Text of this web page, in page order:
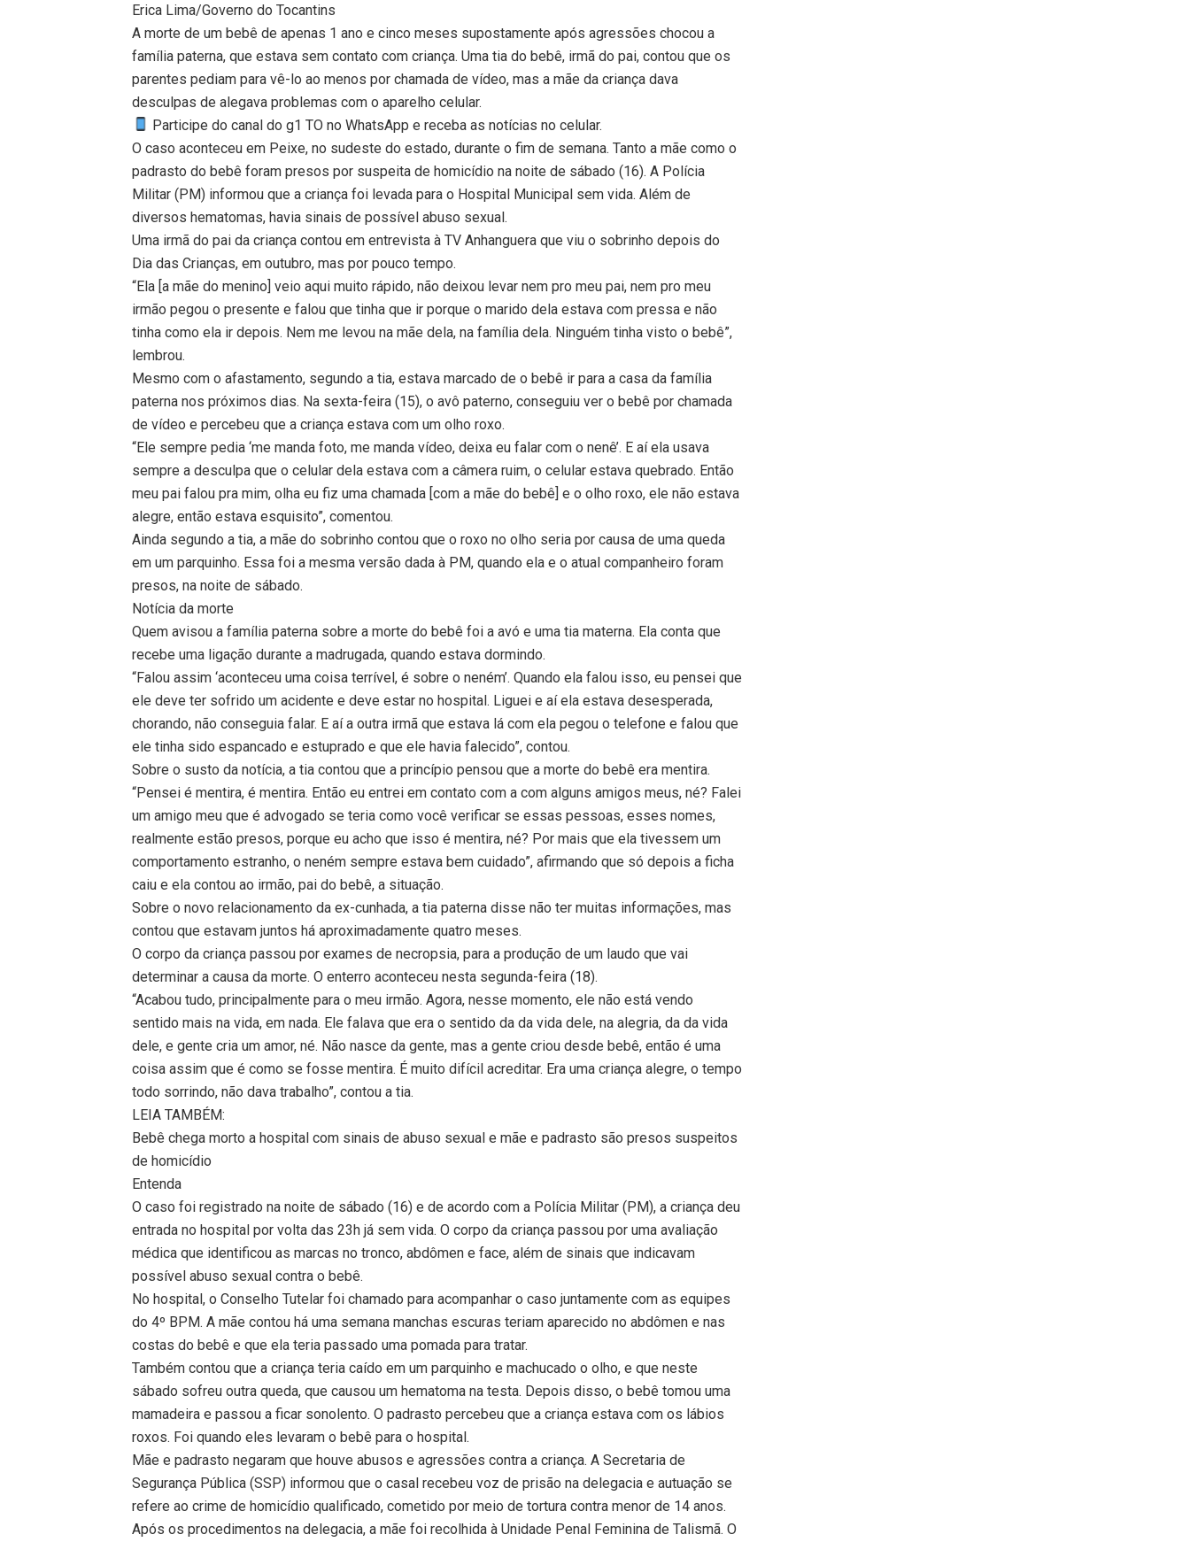
Erica Lima/Governo do Tocantins
A morte de um bebê de apenas 1 ano e cinco meses supostamente após agressões chocou a
família paterna, que estava sem contato com criança. Uma tia do bebê, irmã do pai, contou que os
parentes pediam para vê-lo ao menos por chamada de vídeo, mas a mãe da criança dava
desculpas de alegava problemas com o aparelho celular.
Participe do canal do g1 TO no WhatsApp e receba as notícias no celular.
O caso aconteceu em Peixe, no sudeste do estado, durante o fim de semana. Tanto a mãe como o
padrasto do bebê foram presos por suspeita de homicídio na noite de sábado (16). A Polícia
Militar (PM) informou que a criança foi levada para o Hospital Municipal sem vida. Além de
diversos hematomas, havia sinais de possível abuso sexual.
Uma irmã do pai da criança contou em entrevista à TV Anhanguera que viu o sobrinho depois do
Dia das Crianças, em outubro, mas por pouco tempo.
“Ela [a mãe do menino] veio aqui muito rápido, não deixou levar nem pro meu pai, nem pro meu
irmão pegou o presente e falou que tinha que ir porque o marido dela estava com pressa e não
tinha como ela ir depois. Nem me levou na mãe dela, na família dela. Ninguém tinha visto o bebê”,
lembrou.
Mesmo com o afastamento, segundo a tia, estava marcado de o bebê ir para a casa da família
paterna nos próximos dias. Na sexta-feira (15), o avô paterno, conseguiu ver o bebê por chamada
de vídeo e percebeu que a criança estava com um olho roxo.
“Ele sempre pedia ‘me manda foto, me manda vídeo, deixa eu falar com o nenê’. E aí ela usava
sempre a desculpa que o celular dela estava com a câmera ruim, o celular estava quebrado. Então
meu pai falou pra mim, olha eu fiz uma chamada [com a mãe do bebê] e o olho roxo, ele não estava
alegre, então estava esquisito”, comentou.
Ainda segundo a tia, a mãe do sobrinho contou que o roxo no olho seria por causa de uma queda
em um parquinho. Essa foi a mesma versão dada à PM, quando ela e o atual companheiro foram
presos, na noite de sábado.
Notícia da morte
Quem avisou a família paterna sobre a morte do bebê foi a avó e uma tia materna. Ela conta que
recebe uma ligação durante a madrugada, quando estava dormindo.
“Falou assim ‘aconteceu uma coisa terrível, é sobre o neném’. Quando ela falou isso, eu pensei que
ele deve ter sofrido um acidente e deve estar no hospital. Liguei e aí ela estava desesperada,
chorando, não conseguia falar. E aí a outra irmã que estava lá com ela pegou o telefone e falou que
ele tinha sido espancado e estuprado e que ele havia falecido”, contou.
Sobre o susto da notícia, a tia contou que a princípio pensou que a morte do bebê era mentira.
“Pensei é mentira, é mentira. Então eu entrei em contato com a com alguns amigos meus, né? Falei
um amigo meu que é advogado se teria como você verificar se essas pessoas, esses nomes,
realmente estão presos, porque eu acho que isso é mentira, né? Por mais que ela tivessem um
comportamento estranho, o neném sempre estava bem cuidado”, afirmando que só depois a ficha
caiu e ela contou ao irmão, pai do bebê, a situação.
Sobre o novo relacionamento da ex-cunhada, a tia paterna disse não ter muitas informações, mas
contou que estavam juntos há aproximadamente quatro meses.
O corpo da criança passou por exames de necropsia, para a produção de um laudo que vai
determinar a causa da morte. O enterro aconteceu nesta segunda-feira (18).
“Acabou tudo, principalmente para o meu irmão. Agora, nesse momento, ele não está vendo
sentido mais na vida, em nada. Ele falava que era o sentido da da vida dele, na alegria, da da vida
dele, e gente cria um amor, né. Não nasce da gente, mas a gente criou desde bebê, então é uma
coisa assim que é como se fosse mentira. É muito difícil acreditar. Era uma criança alegre, o tempo
todo sorrindo, não dava trabalho”, contou a tia.
LEIA TAMBÉM:
Bebê chega morto a hospital com sinais de abuso sexual e mãe e padrasto são presos suspeitos
de homicídio
Entenda
O caso foi registrado na noite de sábado (16) e de acordo com a Polícia Militar (PM), a criança deu
entrada no hospital por volta das 23h já sem vida. O corpo da criança passou por uma avaliação
médica que identificou as marcas no tronco, abdômen e face, além de sinais que indicavam
possível abuso sexual contra o bebê.
No hospital, o Conselho Tutelar foi chamado para acompanhar o caso juntamente com as equipes
do 4º BPM. A mãe contou há uma semana manchas escuras teriam aparecido no abdômen e nas
costas do bebê e que ela teria passado uma pomada para tratar.
Também contou que a criança teria caído em um parquinho e machucado o olho, e que neste
sábado sofreu outra queda, que causou um hematoma na testa. Depois disso, o bebê tomou uma
mamadeira e passou a ficar sonolento. O padrasto percebeu que a criança estava com os lábios
roxos. Foi quando eles levaram o bebê para o hospital.
Mãe e padrasto negaram que houve abusos e agressões contra a criança. A Secretaria de
Segurança Pública (SSP) informou que o casal recebeu voz de prisão na delegacia e autuação se
refere ao crime de homicídio qualificado, cometido por meio de tortura contra menor de 14 anos.
Após os procedimentos na delegacia, a mãe foi recolhida à Unidade Penal Feminina de Talismã. O